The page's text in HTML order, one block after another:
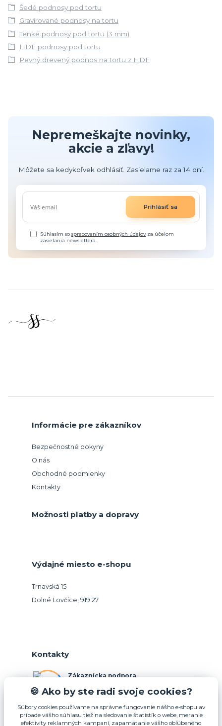
Šedé podnosy pod tortu
Gravírované podnosy na tortu
Tenké podnosy pod tortu (3 mm)
HDF podnosy pod tortu
Pevný drevený podnos na tortu z HDF
Nepremeškajte novinky,
akcie a zľavy!
Môžete sa kedykoľvek odhlásiť. Zasielame raz za 14 dní.
Prihlásiť sa
Súhlasím sospracovaním osobných údajovza účelom
zasielania newslettera.
Informácie pre zákazníkov
Bezpečnostné pokyny
O nás
Obchodné podmienky
Kontakty
Možnosti platby a dopravy
Výdajné miesto e-shopu
Trnavská 15
Dolné Lovčice, 919 27
Kontakty
Zákaznícka podpora
(Po-Pia, 10-15 hod.)
info@podnosy.sk
🍪 Ako by ste radi svoje cookies?
Súbory cookies používame na správne fungovanie nášho e-shopu av
prípade vášho súhlasu tiež na sledovanie štatistík o webe, meranie
efektivity reklamných kampaní, zapamätanie vášho obľúbeného